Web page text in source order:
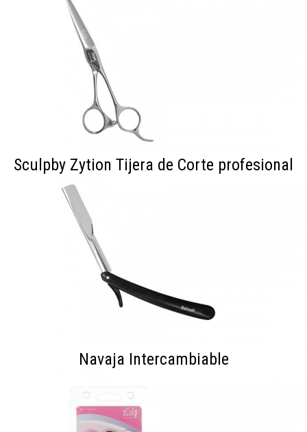
Sculpby Zytion Tijera de Corte profesional
Navaja Intercambiable